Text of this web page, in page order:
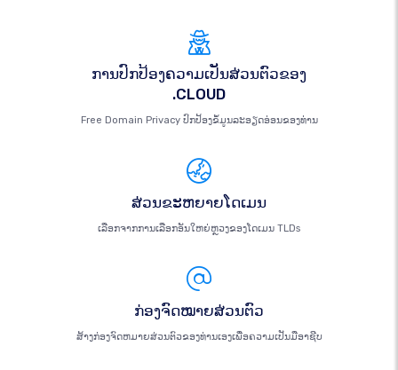
ການປົກປ້ອງຄວາມເປັນສ່ວນຕົວຂອງ
.CLOUD
Free Domain Privacy ປົກປ້ອງຂໍ້ມູນລະອຽດອ່ອນຂອງທ່ານ
ສ່ວນຂະຫຍາຍໂດເມນ
ເລືອກຈາກການເລືອກອັນໃຫຍ່ຫຼວງຂອງໂດເມນ TLDs
ກ່ອງຈົດໝາຍສ່ວນຕົວ
ສ້າງກ່ອງຈົດຫມາຍສ່ວນຕົວຂອງທ່ານເອງເພື່ອຄວາມເປັນມືອາຊີບ